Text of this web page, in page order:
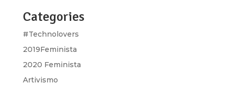
Categories
#Technolovers
2019Feminista
2020 Feminista
Artivismo